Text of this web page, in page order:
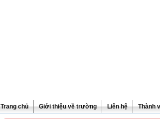
Trang chủ Giới thiệu về trường Liên hệ Thành